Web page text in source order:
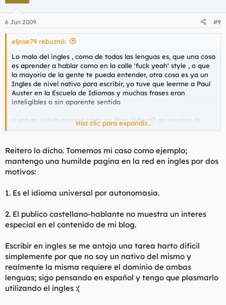
6 Jun 2009 #9
eljose79 rebuznó:
Lo malo del ingles , como de todas las lenguas es, que una cosa
es aprender a hablar como en la calle 'fuck yeah' style , o que
la mayoria de la gente te pueda entender, otra cosa es ya un
Ingles de nivel nativo para escribir, yo tuve que leerme a Paul
Auster en la Escuela de Idiomas y muchas frases eran
inteligibles o sin aparente sentido
y eso es jodido porque claro un libro 'infantil' no precisa de
mucho nivel pero ya algo estilo Harry Potter o similar exige ya
alguien que haya vivido casi toda su vida en Inglaterra o USA
sobre la traduccion.. hombre hablariamos de una 'literatura de
evasion' no de algo ya ma serio , en plan que da lo mismo que
el cerebro o en plan de chorra novelas tipo 'Crepusculo' o
Lo de Escribir en Ingles es algo qeu he hecho, pero han sido
articulos cientificos mas que otra cosa, y a diferencia e una
en frases cortas para enlazar ecuaciones,etc.. si alguien ha
escrito en Ingles y nos puede dar su opinion.
Haz clic para expandir...
Reitero lo dicho. Tomemos mi caso como ejemplo;
mantengo una humilde pagina en la red en ingles por dos
motivos:
1. Es el idioma universal por autonomasia.
2. El publico castellano-hablante no muestra un interes
especial en el contenido de mi blog.
Escribir en ingles se me antoja una tarea harto dificil
simplemente por que no soy un nativo del mismo y
realmente la misma requiere el dominio de ambas
lenguas; sigo pensando en español y tengo que plasmarlo
utilizando el ingles :(